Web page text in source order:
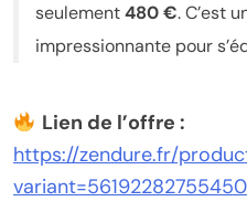
seulement480 €. C’est
impressionnante pour
Lien de l’offre :
https://zendure.fr/
variant=56192282755450